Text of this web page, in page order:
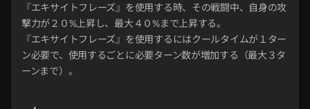
『エキサイトフレーズ』を使用する時、その戦闘中、自身の攻
撃力が２０%上昇し、最大４０%まで上昇する。
『エキサイトフレーズ』を使用するにはクールタイムが１ター
ン必要で、使用するごとに必要ターン数が増加する（最大３タ
ーンまで）。